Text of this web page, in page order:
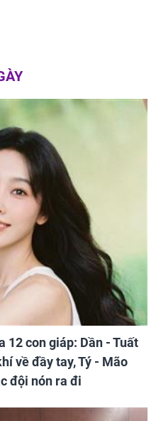
12 con giáp: Dần - Tuất
về đầy tay, Tý - Mão
đội nón ra đi